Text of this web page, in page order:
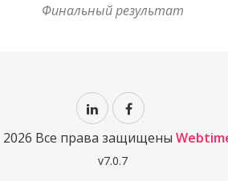
Финальный результат
2026 Все права защищены
v7.0.7